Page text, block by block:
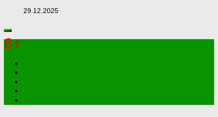
29.12.2025
6+